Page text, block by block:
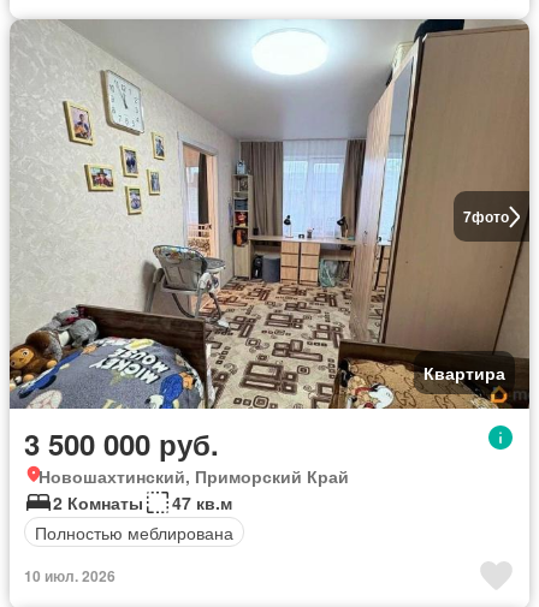
7фото
Квартира
3 500 000 руб.
Новошахтинский, Приморский Край
2 Комнаты
47 кв.м
Полностью меблирована
10 июл. 2026